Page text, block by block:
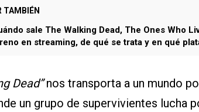
TAMBIÉN
sale The Walking Dead, The Ones Who
en streaming, de qué se trata y en qué
Dead”nos transporta a un mundo
un grupo de supervivientes lucha